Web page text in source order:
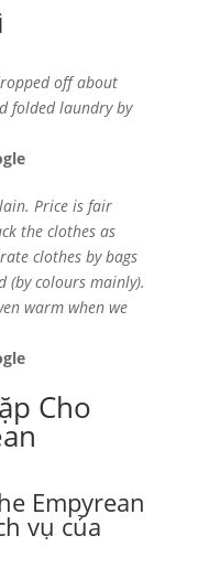
off about
folded laundry by
Price is fair
the clothes as
clothes by bags
(by colours mainly).
warm when we
Cho
Empyrean
vụ của